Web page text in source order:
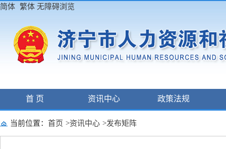
简体 繁体 无障碍浏览
首 页 资讯中心 政策法规
当前位置： 首页 >资讯中心 >发布矩阵